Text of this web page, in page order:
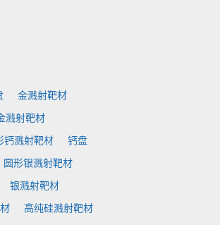
金溅射靶材
溅射靶材
钙溅射靶材 钙盘
圆形银溅射靶材
银溅射靶材
高纯硅溅射靶材